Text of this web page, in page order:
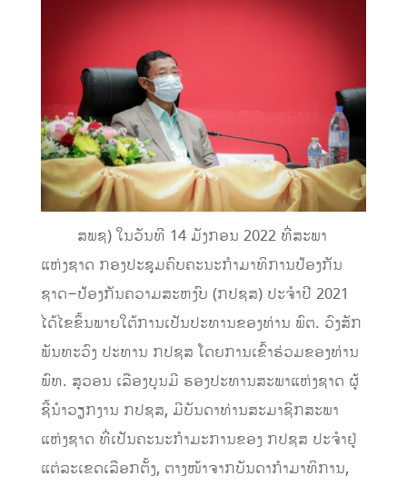
ສພຊ) ໃນວັນທີ 14 ມັງກອນ 2022 ທີ່ສະພາ
ແຫ່ງຊາດ ກອງປະຊຸມຄົບຄະນະກໍາມາທິການປ້ອງກັນ
ຊາດ–ປ້ອງກັນຄວາມສະຫງົບ (ກປຊສ) ປະຈໍາປີ 2021
ໄດ້ໄຂຂຶ້ນພາຍໃຕ້ການເປັນປະທານຂອງທ່ານ ພົຕ. ວົງສັກ
ພັນທະວົງ ປະທານ ກປຊສ ໂດຍການເຂົ້າຮ່ວມຂອງທ່ານ
ພົທ. ສຸວອນ ເລືອງບຸນມີ ຮອງປະທານສະພາແຫ່ງຊາດ ຜູ້
ຊີ້ນໍາວຽກງານ ກປຊສ, ມີບັນດາທ່ານສະມາຊິກສະພາ
ແຫ່ງຊາດ ທີ່ເປັນຄະນະກໍາມະການຂອງ ກປຊສ ປະຈໍາຢູ່
ແຕ່ລະເຂດເລືອກຕັ້ງ, ຕາງໜ້າຈາກບັນດາກໍາມາທິການ,